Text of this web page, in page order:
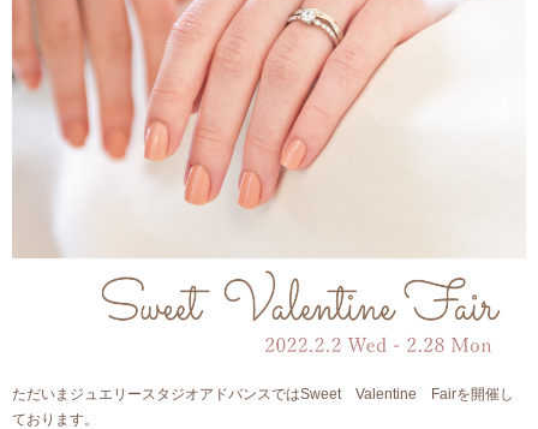
ただいまジュエリースタジオアドバンスではSweet Valentine Fairを開催し
ております。